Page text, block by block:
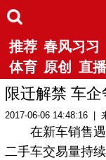
推荐 春风习习
体育 原创 直
限迁解禁 车
2017-06-06 14:48:16 |
在新车销售遇
二手车交易量持